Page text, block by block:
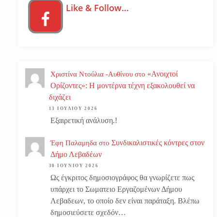
Like & Follow…
Χριστίνα Ντούλια -Αυθίνου στο «Ανοιχτοί
Ορίζοντες»: Η μοντέρνα τέχνη εξακολουθεί να
διχάζει
13 ΙΟΥΛΊΟΥ 2026
Εξαιρετική ανάλυση.!
Έφη Παλαμηδα στο Συνδικαλιστικές κόντρες στον
Δήμο Λεβαδέων
30 ΙΟΥΝΊΟΥ 2026
Ως έγκριτος δημοσιογράφος θα γνωρίζετε πως
υπάρχει το Σωματειο Εργαζομένων Δήμου
Λεβαδεων, το οποίο δεν είναι παράταξη. Βλέπω
δημοσιεύσετε σχεδόν…